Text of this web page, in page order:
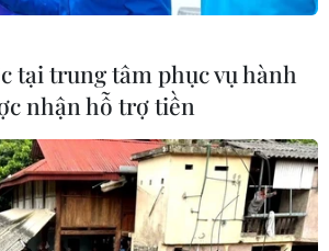
của những gam màu tươi
tại trung tâm phục vụ hành
nhận hỗ trợ tiền